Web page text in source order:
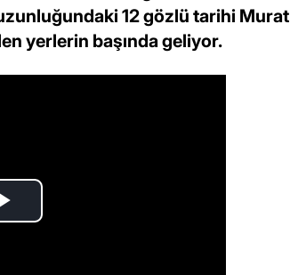
12 gözlü tarihi Murat
yerlerin başında geliyor.